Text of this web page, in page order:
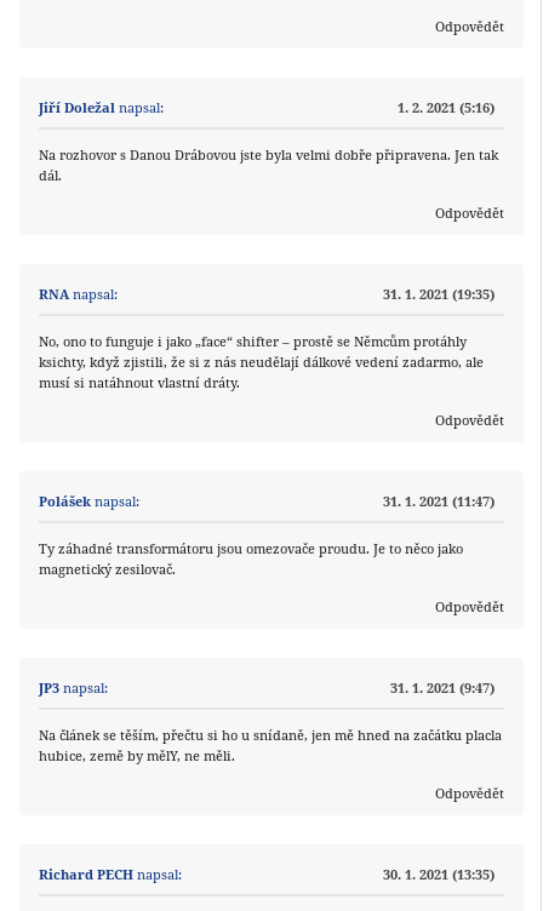
Odpovědět
Jiří Doležal napsal: 1. 2. 2021 (5:16)
Na rozhovor s Danou Drábovou jste byla velmi dobře připravena. Jen tak
dál.
Odpovědět
RNA napsal: 31. 1. 2021 (19:35)
No, ono to funguje i jako „face“ shifter – prostě se Němcům protáhly
ksichty, když zjistili, že si z nás neudělají dálkové vedení zadarmo, ale
musí si natáhnout vlastní dráty.
Odpovědět
Polášek napsal: 31. 1. 2021 (11:47)
Ty záhadné transformátoru jsou omezovače proudu. Je to něco jako
magnetický zesilovač.
Odpovědět
JP3 napsal: 31. 1. 2021 (9:47)
Na článek se těším, přečtu si ho u snídaně, jen mě hned na začátku placla
hubice, země by mělY, ne měli.
Odpovědět
Richard PECH napsal: 30. 1. 2021 (13:35)